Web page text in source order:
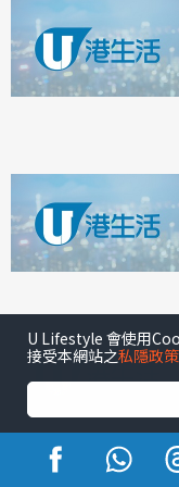
U Lifestyle 會使用
接受本網站之私隱政